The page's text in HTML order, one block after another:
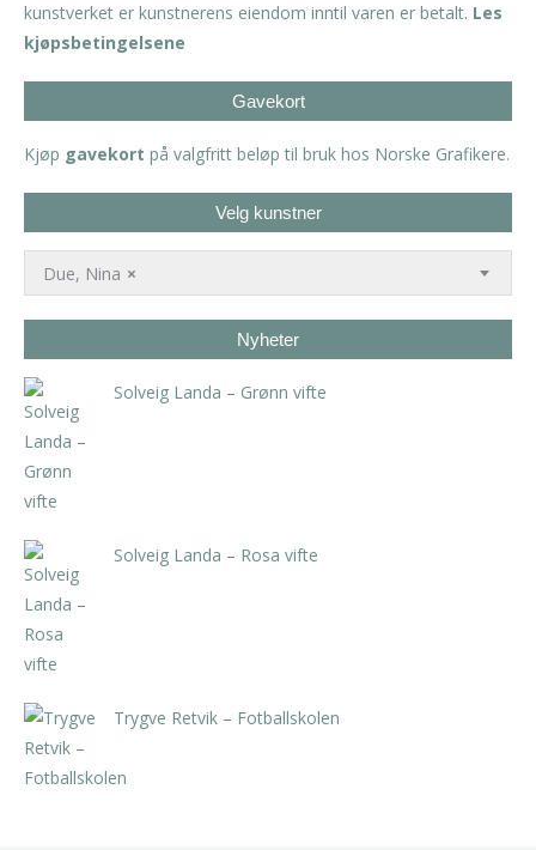
kunstverket er kunstnerens eiendom inntil varen er betalt. Les
kjøpsbetingelsene
Gavekort
Kjøp gavekort på valgfritt beløp til bruk hos Norske Grafikere.
Velg kunstner
×
Due, Nina
Nyheter
Solveig Landa – Grønn vifte
Solveig Landa – Rosa vifte
Trygve Retvik – Fotballskolen